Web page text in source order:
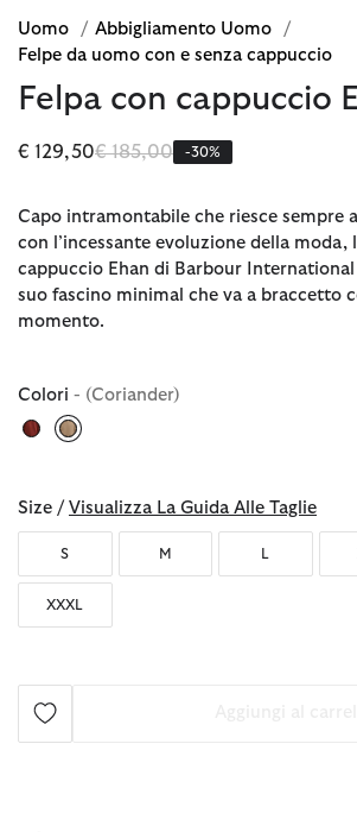
Uomo / Abbigliamento Uomo
/
Felpe da uomo con e senza cappuccio
Felpa con cappuccio
€ 129,50Prezzo ridotto da
€ 185,00a -30%
Capo intramontabile che riesce sempre
con l’incessante evoluzione della moda,
cappuccio Ehan di Barbour International
suo fascino minimal che va a braccetto
momento.
Colori - (Coriander)
Size / Visualizza La Guida Alle Taglie
S M L
XXXL